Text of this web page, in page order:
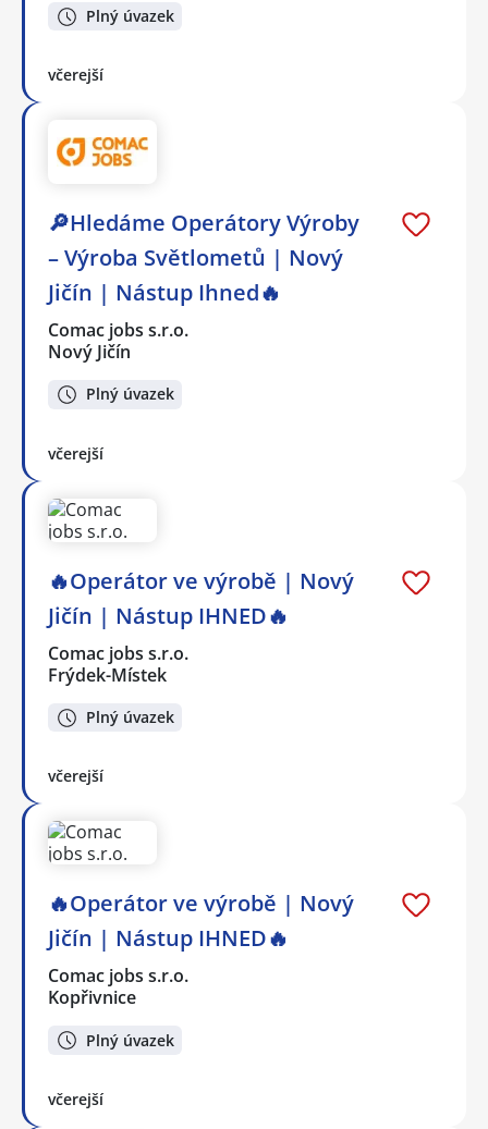
Plný úvazek
včerejší
🔎Hledáme Operátory Výroby
– Výroba Světlometů | Nový
Jičín | Nástup Ihned🔥
Comac jobs s.r.o.
Nový Jičín
Plný úvazek
včerejší
🔥Operátor ve výrobě | Nový
Jičín | Nástup IHNED🔥
Comac jobs s.r.o.
Frýdek-Místek
Plný úvazek
včerejší
🔥Operátor ve výrobě | Nový
Jičín | Nástup IHNED🔥
Comac jobs s.r.o.
Kopřivnice
Plný úvazek
včerejší